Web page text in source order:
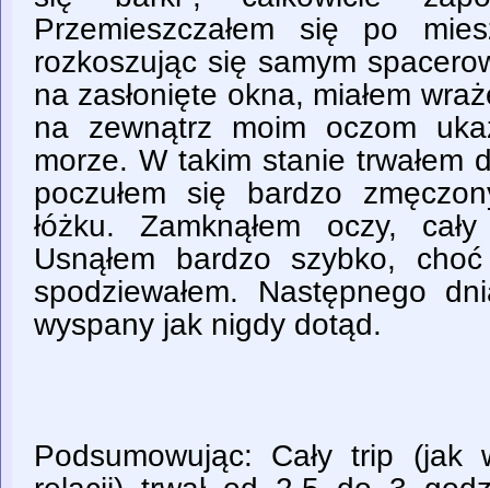
Przemieszczałem się po
rozkoszując się samym
na zasłonięte okna, miałem
na zewnątrz moim oczom
morze. W takim stanie trwałem
poczułem się bardzo
łóżku. Zamknąłem oczy,
Usnąłem bardzo szybko,
spodziewałem. Następnego
wyspany jak nigdy dotąd.
Podsumowując: Cały trip (jak